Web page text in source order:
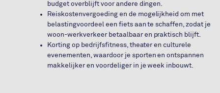
budget overblijft voor andere dingen.
Reiskostenvergoeding en de mogelijkheid om met
belastingvoordeel een fiets aan te schaffen, zodat je
woon-werkverkeer betaalbaar en praktisch blijft.
Korting op bedrijfsfitness, theater en culturele
evenementen, waardoor je sporten en ontspannen
makkelijker en voordeliger in je week inbouwt.